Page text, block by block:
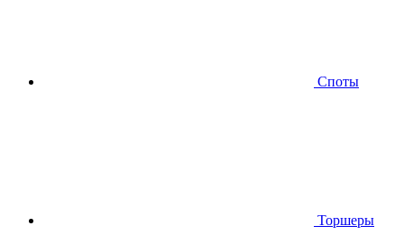
Споты
Торшеры